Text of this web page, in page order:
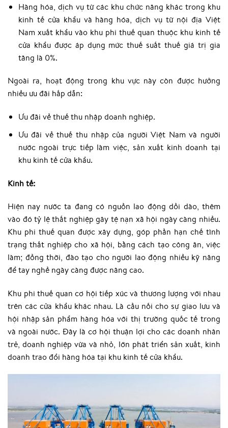
Hàng hóa, dịch vụ từ các khu chức năng khác trong khu
kinh tế cửa khẩu và hàng hóa, dịch vụ từ nội địa Việt
Nam xuất khẩu vào khu phi thuế quan thuộc khu kinh tế
cửa khẩu được áp dụng mức thuế suất thuế giá trị gia
tăng là 0%.
Ngoài ra, hoạt động trong khu vực này còn được hưởng
nhiều ưu đãi hấp dẫn:
Ưu đãi về thuế thu nhập doanh nghiệp.
Ưu đãi về thuế thu nhập của người Việt Nam và người
nước ngoài trực tiếp làm việc, sản xuất kinh doanh tại
khu kinh tế cửa khẩu.
Kinh tế:
Hiện nay nước ta đang có nguồn lao động dồi dào, thêm
vào đó tỷ lệ thất nghiệp gây tệ nạn xã hội ngày càng nhiều.
Khu phi thuế quan được xây dựng, góp phần hạn chế tình
trạng thất nghiệp cho xã hội, bằng cách tạo công ăn, việc
làm; đồng thời, đào tạo cho người lao động nhiều kỹ năng
để tay nghề ngày càng được nâng cao.
Khu phi thuế quan cơ hội tiếp xúc và thương lượng với nhau
trên các cửa khẩu khác nhau. Là cầu nối cho sự giao lưu và
hội nhập sản phẩm hàng hóa với thị trường quốc tế trong
và ngoài nước. Đây là cơ hội thuận lợi cho các doanh nhân
trẻ, doanh nghiệp vừa và nhỏ, lớn phát triển sản xuất, kinh
doanh trao đổi hàng hóa tại khu kinh tế cửa khẩu.